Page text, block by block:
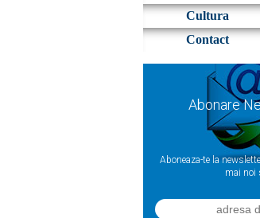
Cultura
Contact
Abonare
Aboneaza-te la
mai noi